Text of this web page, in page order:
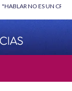
CORAL |